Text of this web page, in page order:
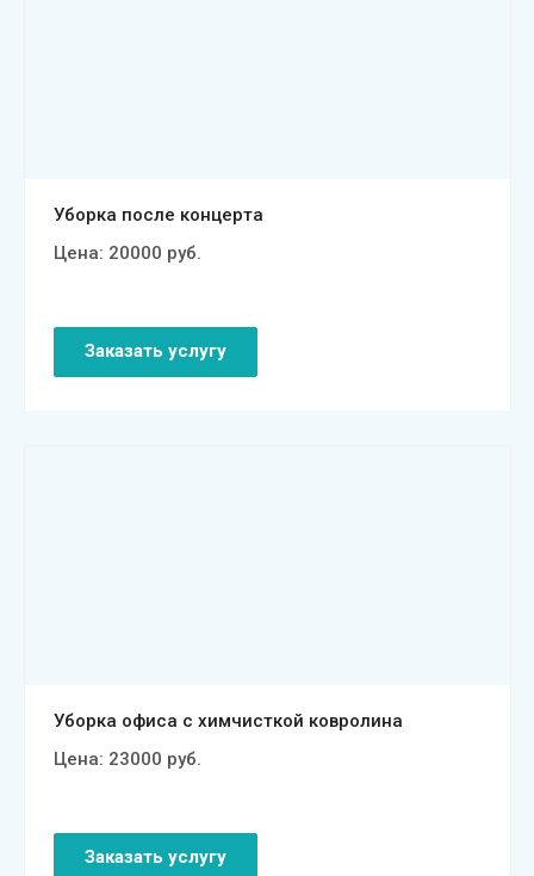
Уборка после концерта
Цена: 20000 руб.
Заказать услугу
Уборка офиса с химчисткой ковролина
Цена: 23000 руб.
Заказать услугу